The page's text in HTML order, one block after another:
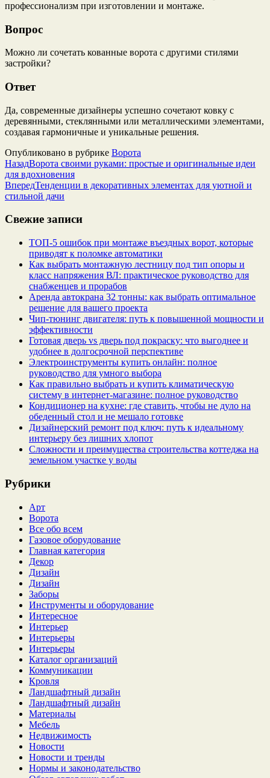
профессионализм при изготовлении и монтаже.
Вопрос
Можно ли сочетать кованные ворота с другими стилями
застройки?
Ответ
Да, современные дизайнеры успешно сочетают ковку с
деревянными, стеклянными или металлическими элементами,
создавая гармоничные и уникальные решения.
Опубликовано в рубрике Ворота
НазадВорота своими руками: простые и оригинальные идеи
для вдохновения
ВпередТенденции в декоративных элементах для уютной и
стильной дачи
Свежие записи
ТОП-5 ошибок при монтаже въездных ворот, которые
приводят к поломке автоматики
Как выбрать монтажную лестницу под тип опоры и
класс напряжения ВЛ: практическое руководство для
снабженцев и прорабов
Аренда автокрана 32 тонны: как выбрать оптимальное
решение для вашего проекта
Чип‑тюнинг двигателя: путь к повышенной мощности и
эффективности
Готовая дверь vs дверь под покраску: что выгоднее и
удобнее в долгосрочной перспективе
Электроинструменты купить онлайн: полное
руководство для умного выбора
Как правильно выбрать и купить климатическую
систему в интернет‑магазине: полное руководство
Кондиционер на кухне: где ставить, чтобы не дуло на
обеденный стол и не мешало готовке
Дизайнерский ремонт под ключ: путь к идеальному
интерьеру без лишних хлопот
Сложности и преимущества строительства коттеджа на
земельном участке у воды
Рубрики
Арт
Ворота
Все обо всем
Газовое оборудование
Главная категория
Декор
Дизайн
Дизайн
Заборы
Инструменты и оборудование
Интересное
Интерьер
Интерьеры
Интерьеры
Каталог организаций
Коммуникации
Кровля
Ландшафтный дизайн
Ландшафтный дизайн
Материалы
Мебель
Недвижимость
Новости
Новости и тренды
Нормы и законодательство